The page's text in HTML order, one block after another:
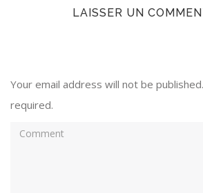
LAISSER UN
Your email address will not be
required.
Comment